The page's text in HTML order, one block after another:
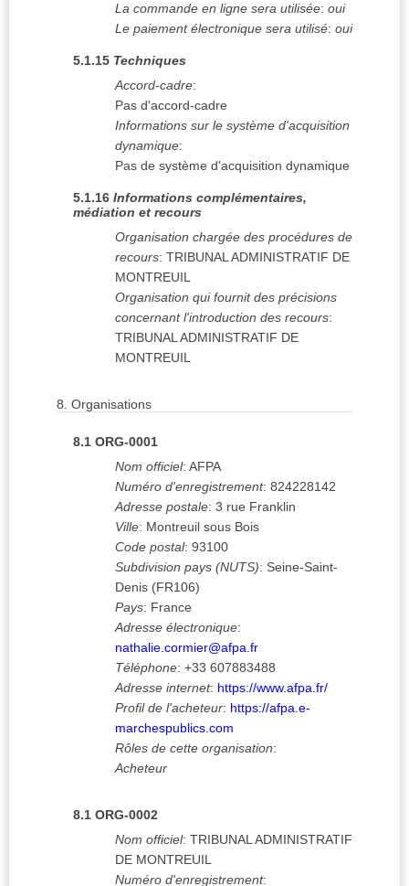
La commande en ligne sera utilisée: oui
Le paiement électronique sera utilisé: oui
5.1.15 Techniques
Accord-cadre:
Pas d'accord-cadre
Informations sur le système d'acquisition
dynamique:
Pas de système d'acquisition dynamique
5.1.16 Informations complémentaires,
médiation et recours
Organisation chargée des procédures de
recours: TRIBUNAL ADMINISTRATIF DE
MONTREUIL
Organisation qui fournit des précisions
concernant l'introduction des recours:
TRIBUNAL ADMINISTRATIF DE
MONTREUIL
8. Organisations
8.1 ORG-0001
Nom officiel: AFPA
Numéro d'enregistrement: 824228142
Adresse postale: 3 rue Franklin
Ville: Montreuil sous Bois
Code postal: 93100
Subdivision pays (NUTS): Seine-Saint-
Denis (FR106)
Pays: France
Adresse électronique:
nathalie.cormier@afpa.fr
Téléphone: +33 607883488
Adresse internet: https://www.afpa.fr/
Profil de l'acheteur: https://afpa.e-
marchespublics.com
Rôles de cette organisation:
Acheteur
8.1 ORG-0002
Nom officiel: TRIBUNAL ADMINISTRATIF
DE MONTREUIL
Numéro d'enregistrement: